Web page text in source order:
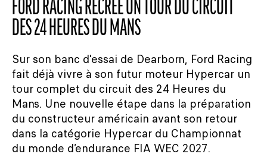
FORD RACING RECRÉE UN TOUR DU CIRCUIT
DES 24 HEURES DU MANS
Sur son banc d'essai de Dearborn, Ford Racing
fait déjà vivre à son futur moteur Hypercar un
tour complet du circuit des 24 Heures du
Mans. Une nouvelle étape dans la préparation
du constructeur américain avant son retour
dans la catégorie Hypercar du Championnat
du monde d’endurance FIA WEC 2027.